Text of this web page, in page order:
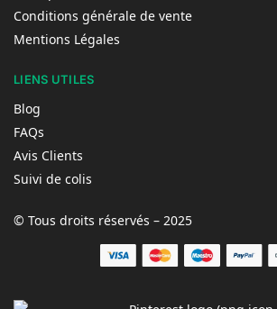
Conditions générale de vente
Mentions Légales
LIENS UTILES
Blog
FAQs
Avis Clients
Suivi de colis
© Tous droits réservés – 2025